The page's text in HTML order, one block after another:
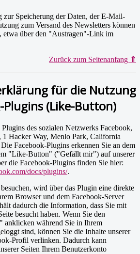
Speicherung der Daten, der E-Mail-
zum Versand des Newsletters können
etwa über den "Austragen"-Link im
Zurück zum Seitenanfang ⇑
für die Nutzung
Plugins (Like-Button)
des sozialen Netzwerks Facebook,
1 Hacker Way, Menlo Park, California
Facebook-Plugins erkennen Sie an dem
"Like-Button" ("Gefällt mir") auf unserer
die Facebook-Plugins finden Sie hier:
docs/plugins/.
wird über das Plugin eine direkte
Browser und dem Facebook-Server
dadurch die Information, dass Sie mit
besucht haben. Wenn Sie den
anklicken während Sie in Ihrem
sind, können Sie die Inhalte unserer
Profil verlinken. Dadurch kann
Seiten Ihrem Benutzerkonto